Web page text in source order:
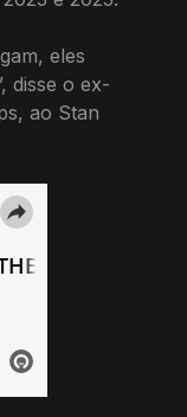
eles
disse o ex-
ao Stan